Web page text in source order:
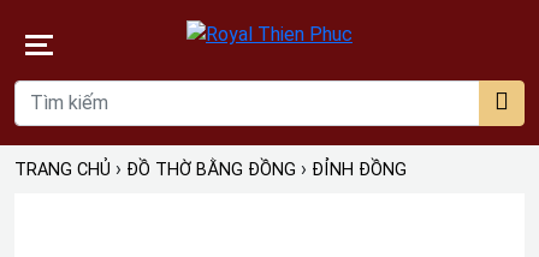
TRANG CHỦ › ĐỒ THỜ BẰNG ĐỒNG › ĐỈNH ĐỒNG